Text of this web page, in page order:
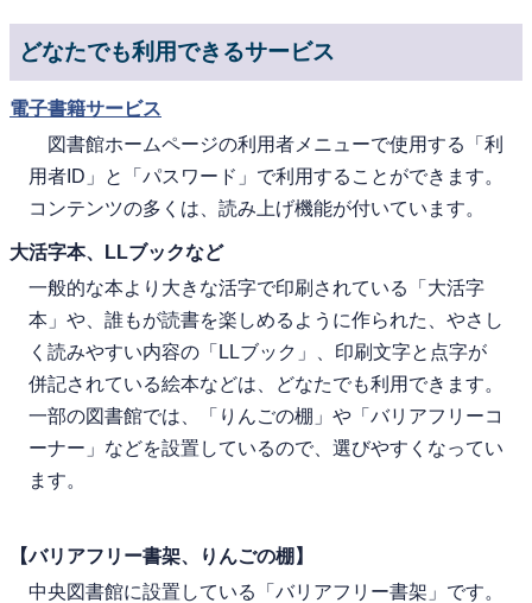
どなたでも利用できるサービス
電子書籍サービス
図書館ホームページの利用者メニューで使用する「利
用者ID」と「パスワード」で利用することができます。
コンテンツの多くは、読み上げ機能が付いています。
大活字本、LLブックなど
一般的な本より大きな活字で印刷されている「大活字
本」や、誰もが読書を楽しめるように作られた、やさし
く読みやすい内容の「LLブック」、印刷文字と点字が
併記されている絵本などは、どなたでも利用できます。
一部の図書館では、「りんごの棚」や「バリアフリーコ
ーナー」などを設置しているので、選びやすくなってい
ます。
【バリアフリー書架、りんごの棚】
中央図書館に設置している「バリアフリー書架」です。